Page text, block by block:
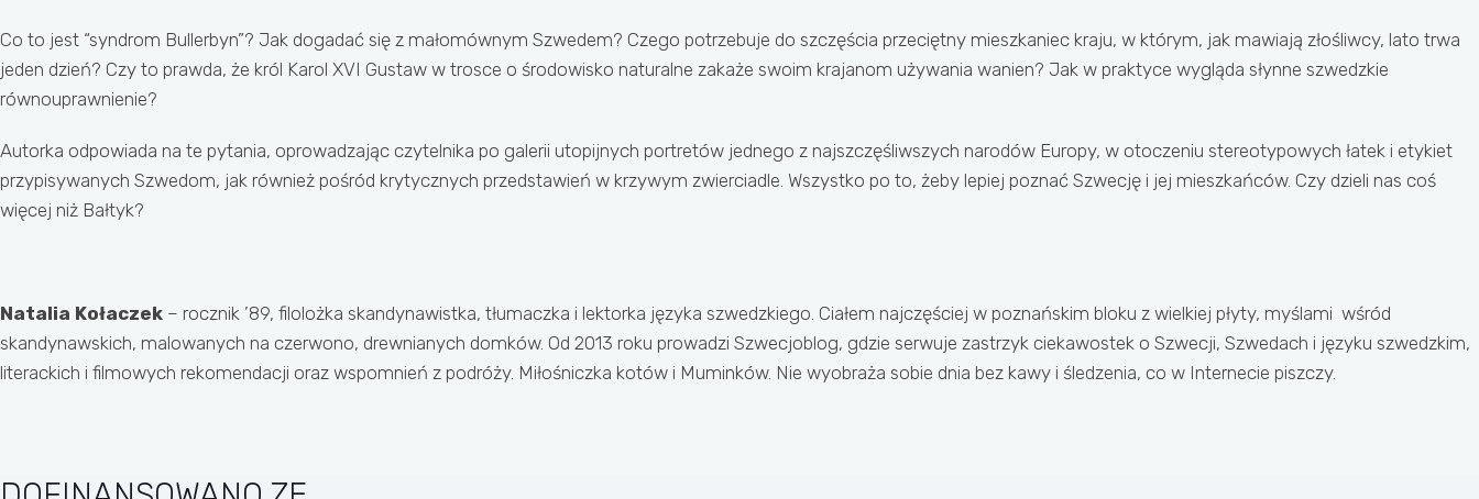
Co to jest “syndrom Bullerbyn”? Jak dogadać się z małomównym Szwedem? Czego potrzebuje do szczęścia przeciętny mieszkaniec kraju, w którym, jak mawiają złośliwcy, lato trwa
jeden dzień? Czy to prawda, że król Karol XVI Gustaw w trosce o środowisko naturalne zakaże swoim krajanom używania wanien? Jak w praktyce wygląda słynne szwedzkie
równouprawnienie?
Autorka odpowiada na te pytania, oprowadzając czytelnika po galerii utopijnych portretów jednego z najszczęśliwszych narodów Europy, w otoczeniu stereotypowych łatek i etykiet
przypisywanych Szwedom, jak również pośród krytycznych przedstawień w krzywym zwierciadle. Wszystko po to, żeby lepiej poznać Szwecję i jej mieszkańców. Czy dzieli nas coś
więcej niż Bałtyk?
Natalia Kołaczek – rocznik ’89, filolożka skandynawistka, tłumaczka i lektorka języka szwedzkiego. Ciałem najczęściej w poznańskim bloku z wielkiej płyty, myślami wśród
skandynawskich, malowanych na czerwono, drewnianych domków. Od 2013 roku prowadzi Szwecjoblog, gdzie serwuje zastrzyk ciekawostek o Szwecji, Szwedach i języku szwedzkim,
literackich i filmowych rekomendacji oraz wspomnień z podróży. Miłośniczka kotów i Muminków. Nie wyobraża sobie dnia bez kawy i śledzenia, co w Internecie piszczy.